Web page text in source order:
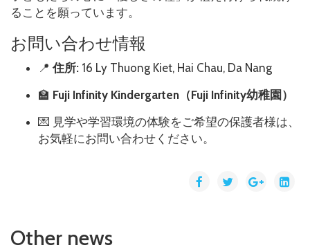
ることを願っています。
お問い合わせ情報
📍 住所: 16 Ly Thuong Kiet, Hai Chau, Da Nang
🏫 Fuji Infinity Kindergarten（Fuji Infinity幼稚園）
💌 見学や学習環境の体験をご希望の保護者様は、
お気軽にお問い合わせください。
Other news